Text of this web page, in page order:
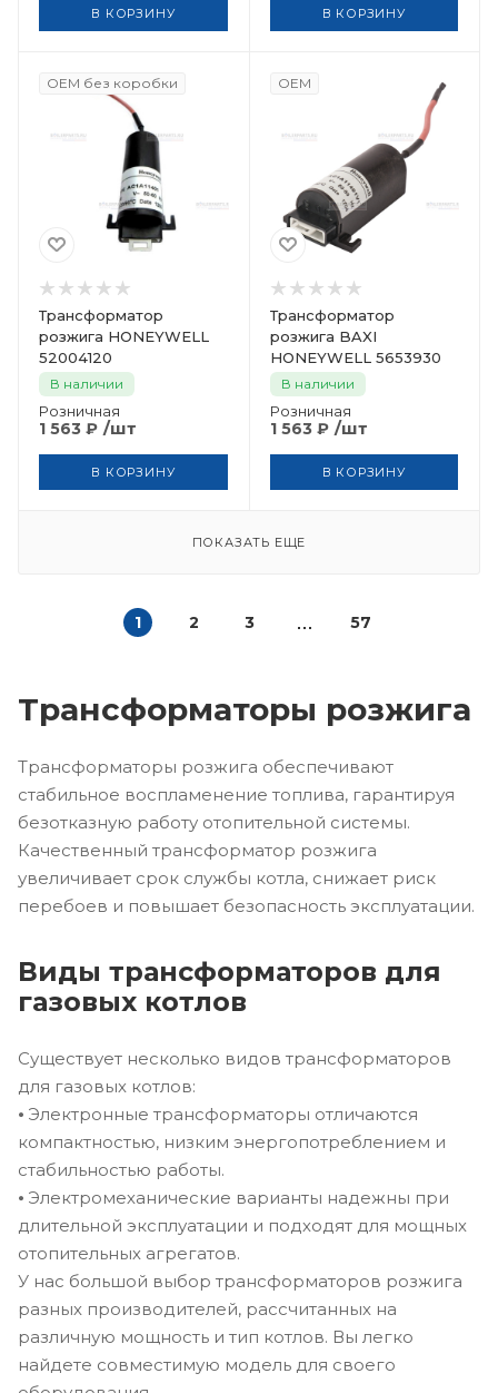
В КОРЗИНУ В КОРЗИНУ
OEM без коробки
Трансформатор
розжига HONEYWELL
52004120
В наличии
Розничная
1 563 ₽ /шт
В КОРЗИНУ
OEM
Трансформатор
розжига BAXI
HONEYWELL 5653930
В наличии
Розничная
1 563₽ /шт
В КОРЗИНУ
ПОКАЗАТЬ ЕЩЕ
1 2 3 57
Трансформаторы розжига
Трансформаторы розжига обеспечивают
стабильное воспламенение топлива, гарантируя
безотказную работу отопительной системы.
Качественный трансформатор розжига
увеличивает срок службы котла, снижает риск
перебоев и повышает безопасность эксплуатации.
Виды трансформаторов для
газовых котлов
Существует несколько видов трансформаторов
для газовых котлов:
⦁ Электронные трансформаторы отличаются
компактностью, низким энергопотреблением и
стабильностью работы.
⦁ Электромеханические варианты надежны при
длительной эксплуатации и подходят для мощных
отопительных агрегатов.
У нас большой выбор трансформаторов розжига
разных производителей, рассчитанных на
различную мощность и тип котлов. Вы легко
найдете совместимую модель для своего